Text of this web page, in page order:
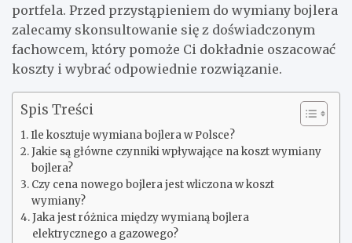
portfela. Przed przystąpieniem do wymiany bojlera
zalecamy skonsultowanie się z doświadczonym
fachowcem, który pomoże Ci dokładnie oszacować
koszty i wybrać odpowiednie rozwiązanie.
Spis Treści
Ile kosztuje wymiana bojlera w Polsce?
Jakie są główne czynniki wpływające na koszt wymiany
bojlera?
Czy cena nowego bojlera jest wliczona w koszt
wymiany?
Jaka jest różnica między wymianą bojlera
elektrycznego a gazowego?